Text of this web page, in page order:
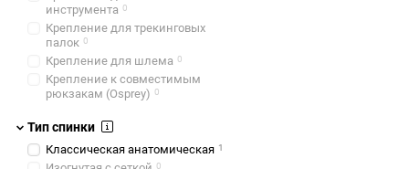
инструмента 0
Крепление для трекинговых
палок 0
Крепление для шлема 0
Крепление к совместимым
рюкзакам (Osprey) 0
Крепления для лыж
Крепления для сноуборда 0
Тип спинки
Классическая анатомическая 1
0